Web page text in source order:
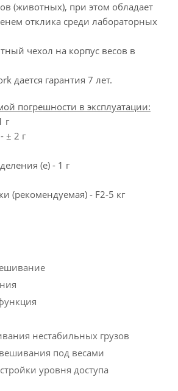
(животных), при этом обладает
отклика среди лабораторных
чехол на корпус весов в
дается гарантия 7 лет.
погрешности в эксплуатации:
г
± 2 г
(e) - 1 г
(рекомендуемая) - F2-5 кг
нестабильных грузов
под весами
уровня доступа